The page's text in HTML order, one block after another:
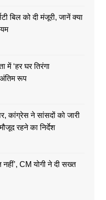
बिल को दी मंजूरी, जानें क्या
में ‘हर घर तिरंगा
अंतिम रूप
कांग्रेस ने सांसदों को जारी
रहने का निर्देश
नहीं’, CM योगी ने दी सख्त